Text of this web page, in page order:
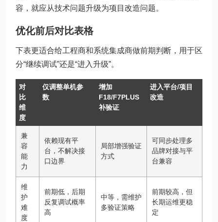
容，就应从技术问题升级为项目改造问题。
优化前后对比表格
下表更适合给工程商和系统集成商做前期判断，用于区
分“继续调试”还是“进入升级”。
对
比
维
度
仅调整单机参
数
增加
F18/F7PLUS
补验证
进入平台/项目
改造
兼
容
能
力
依赖现有平
台，不解决接
口边界
局部增强验证
方式
可同步处理多
品牌对接与平
台兼容
维
护
难
度
前期低，后期
反复调试概率
高
中等，需维护
多验证策略
前期较高，但
长期运维更稳
定